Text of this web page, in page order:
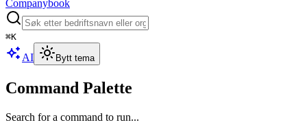
Companybook
⌘K
AI Bytt tema
Command Palette
Search for a command to run...